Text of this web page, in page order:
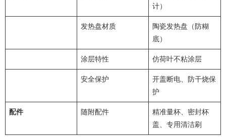
计）
发热盘材质
陶瓷发热盘（防糊
底）
涂层特性 仿荷叶不粘涂层
安全保护
开盖断电、防干烧保
护
配件 随附配件
精准量杯、密封杯
盖、专用清洁刷